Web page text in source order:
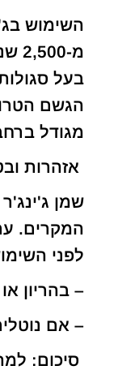
השימוש
מ-
בעל
הגשם
מגודל
אזהרות
שמן
המקרים.
לפני
– בהריון
– אם
סיכום: